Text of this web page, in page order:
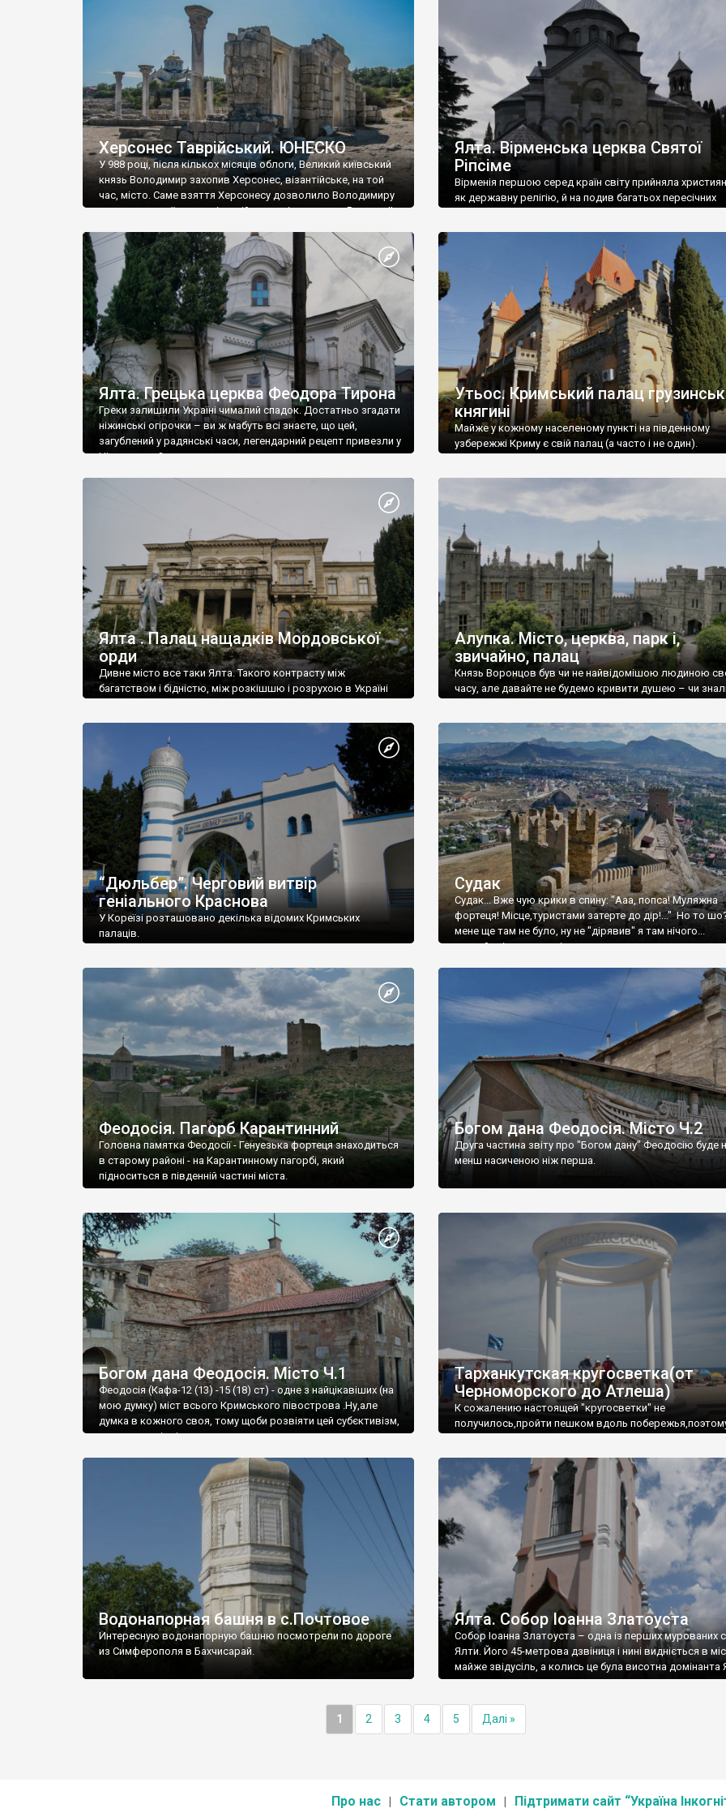
візантійської доби. Раритети викрадені з фондів об’єкту
культурної спадщини ЮНЕСКО «Херсонеса Таврійського».
Офіційно – на виставку «Золото Візантії», але експерти та
влада в Україні вважають це лише […]
називаються «повстяками» (postaki)…” “Вино. Крим
виробляє відмінне вино і його вдосталь: воно все
легке біле і дуже […]
Херсонес Таврійський. ЮНЕСКО
У 988 році, після кількох місяців облоги, Великий київський
князь Володимир захопив Херсонес, візантійське, на той
час, місто. Саме взяття Херсонесу дозволило Володимиру
диктувати свої умови візантійському імператору Василю ІІ,
Херсонесі Володимир-язичник, став Василем-
християнином. А потім було Хрещення Русі. На честь
Херсонесу Таврійського названо місто […]
Ялта. Вірменська церква Святої
Ріпсіме
Вірменія першою серед країн світу прийняла
як державну релігію, й на подив багатьох пересічних
Ялта. Грецька церква Феодора Тирона
Греки залишили Україні чималий спадок. Достатньо згадати
ніжинські огірочки – ви ж мабуть всі знаєте, що цей,
загублений у радянські часи, легендарний рецепт привезли у
Ніжин греки?
Утьос. Кримський палац
княгині
Майже у кожному населеному пункті на південному
узбережжі Криму є свій палац (а часто і не один).
Ялта . Палац нащадків Мордовської
орди
Дивне місто все таки Ялта. Такого контрасту між
багатством і бідністю, між розкішшю і розрухою в Україні
Алупка. Місто, церква, парк і,
звичайно, палац
Князь Воронцов був чи не найвідомішою людиною
часу, але давайте не будемо кривити душею – чи
“Дюльбер”. Черговий витвір
геніального Краснова
У Кореїзі розташовано декілька відомих Кримських
палаців.
Судак
Судак... Вже чую крики в спину: "Ааа, попса! Муляжна
фортеця! Місце,туристами затерте до дір!..." Но то
мене ще там не було, ну не "дірявив" я там нічого...
принаймні до цього літа.
Феодосія. Пагорб Карантинний
Головна памятка Феодосії - Генуезька фортеця знаходиться
в старому районі - на Карантинному пагорбі, який
підноситься в південній частині міста.
Богом дана Феодосія. Місто Ч.2
Друга частина звіту про "Богом дану" Феодосію буде
менш насиченою ніж перша.
Богом дана Феодосія. Місто Ч.1
Феодосія (Кафа-12 (13) -15 (18) ст) - одне з найцікавіших (на
мою думку) міст всього Кримського півострова .Ну,але
думка в кожного своя, тому щоби розвіяти цей субєктивізм,
запрошую відвідати це
Тарханкутская кругосветка(от
Черноморского до Атлеша)
К сожалению настоящей "кругосветки" не
получилось,пройти пешком вдоль
Водонапорная башня в с.Почтовое
Интересную водонапорную башню посмотрели по дороге
из Симферополя в Бахчисарай.
Ялта. Собор Іоанна Златоуста
Собор Іоанна Златоуста – одна із перших мурованих
Ялти. Його 45-метрова дзвіниця і нині видніється в
майже звідусіль, а колись це була висотна домінанта
1 2 3 4 5 Далі »
Про нас Стати автором Підтримати сайт “Україна